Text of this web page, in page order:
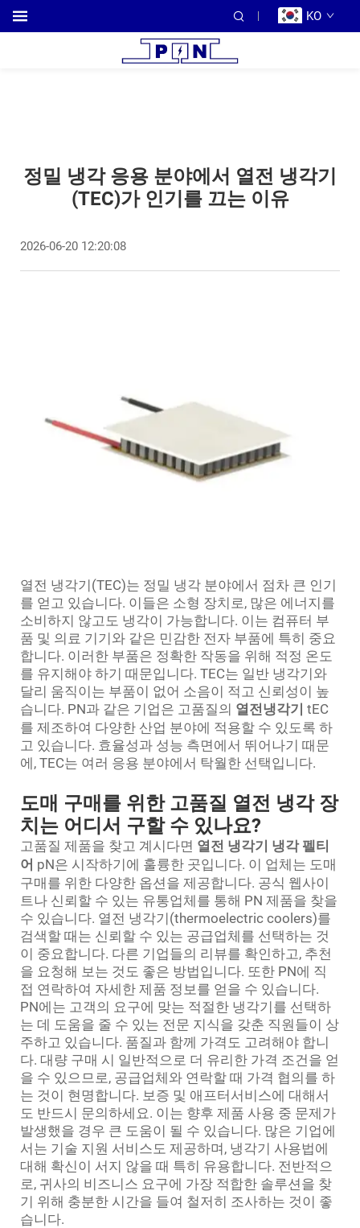
KO
정밀 냉각 응용 분야에서 열전 냉각기
(TEC)가 인기를 끄는 이유
2026-06-20 12:20:08
열전 냉각기(TEC)는 정밀 냉각 분야에서 점차 큰 인기
를 얻고 있습니다. 이들은 소형 장치로, 많은 에너지를
소비하지 않고도 냉각이 가능합니다. 이는 컴퓨터 부
품 및 의료 기기와 같은 민감한 전자 부품에 특히 중요
합니다. 이러한 부품은 정확한 작동을 위해 적정 온도
를 유지해야 하기 때문입니다. TEC는 일반 냉각기와
달리 움직이는 부품이 없어 소음이 적고 신뢰성이 높
습니다. PN과 같은 기업은 고품질의 열전냉각기 tEC
를 제조하여 다양한 산업 분야에 적용할 수 있도록 하
고 있습니다. 효율성과 성능 측면에서 뛰어나기 때문
에, TEC는 여러 응용 분야에서 탁월한 선택입니다.
도매 구매를 위한 고품질 열전 냉각 장
치는 어디서 구할 수 있나요?
고품질 제품을 찾고 계시다면 열전 냉각기 냉각 펠티
어 pN은 시작하기에 훌륭한 곳입니다. 이 업체는 도매
구매를 위한 다양한 옵션을 제공합니다. 공식 웹사이
트나 신뢰할 수 있는 유통업체를 통해 PN 제품을 찾을
수 있습니다. 열전 냉각기(thermoelectric coolers)를
검색할 때는 신뢰할 수 있는 공급업체를 선택하는 것
이 중요합니다. 다른 기업들의 리뷰를 확인하고, 추천
을 요청해 보는 것도 좋은 방법입니다. 또한 PN에 직
접 연락하여 자세한 제품 정보를 얻을 수 있습니다.
PN에는 고객의 요구에 맞는 적절한 냉각기를 선택하
는 데 도움을 줄 수 있는 전문 지식을 갖춘 직원들이 상
주하고 있습니다. 품질과 함께 가격도 고려해야 합니
다. 대량 구매 시 일반적으로 더 유리한 가격 조건을 얻
을 수 있으므로, 공급업체와 연락할 때 가격 협의를 하
는 것이 현명합니다. 보증 및 애프터서비스에 대해서
도 반드시 문의하세요. 이는 향후 제품 사용 중 문제가
발생했을 경우 큰 도움이 될 수 있습니다. 많은 기업에
서는 기술 지원 서비스도 제공하며, 냉각기 사용법에
대해 확신이 서지 않을 때 특히 유용합니다. 전반적으
로, 귀사의 비즈니스 요구에 가장 적합한 솔루션을 찾
기 위해 충분한 시간을 들여 철저히 조사하는 것이 좋
습니다.